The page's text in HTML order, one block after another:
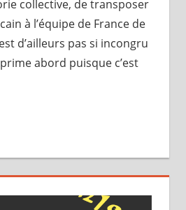
collective, de transposer
à l’équipe de France de
d’ailleurs pas si incongru
abord puisque c’est